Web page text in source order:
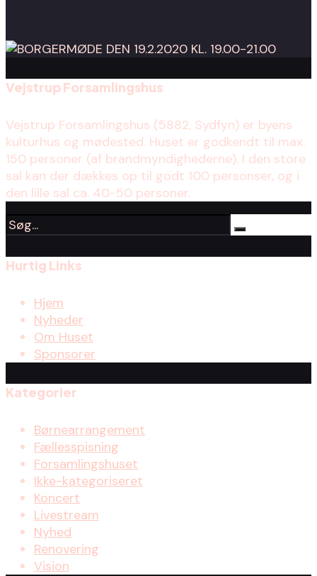
Vejstrup Forsamlingshus
Vejstrup Forsamlingshus (5882, Sydfyn) er byens
kulturhus og mødested. Huset er godkendt til max.
150 personer (af brandmyndighederne). I den store
sal kan der dækkes op til godt 100 personser, og i
den lille sal ca. 40-50 personer.
Hurtig Links
Hjem
Nyheder
Om Huset
Sponsorer
Kategorier
Børnearrangement
Fællesspisning
Forsamlingshuset
Ikke-kategoriseret
Koncert
Livestream
Nyhed
Renovering
Vision